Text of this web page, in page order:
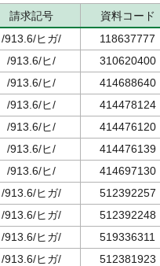
請求記号
資料コード
/913.6/ヒガ/
118637777
/913.6/ヒ/
310620400
/913.6/ヒ/
414688640
/913.6/ヒ/
414478124
/913.6/ヒ/
414476120
/913.6/ヒ/
414476139
/913.6/ヒ/
414697130
/913.6/ヒガ/
512392257
/913.6/ヒガ/
512392248
/913.6/ヒガ/
519336311
/913.6/ヒガ/ 512381923